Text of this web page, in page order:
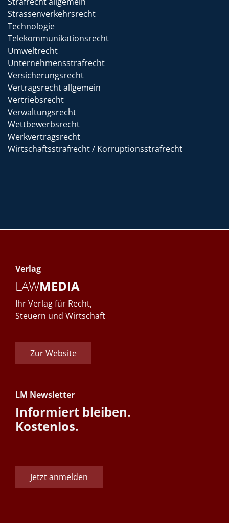
Strassenverkehrsrecht
Technologie
Telekommunikationsrecht
Umweltrecht
Unternehmensstrafrecht
Versicherungsrecht
Vertragsrecht allgemein
Vertriebsrecht
Verwaltungsrecht
Wettbewerbsrecht
Werkvertragsrecht
Wirtschaftsstrafrecht / Korruptionsstrafrecht
Verlag
LAWMEDIA
Ihr Verlag für Recht,
Steuern und Wirtschaft
Zur Website
LM Newsletter
Informiert bleiben.
Kostenlos.
Jetzt anmelden